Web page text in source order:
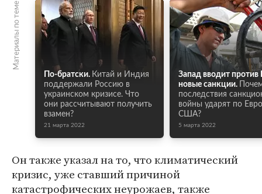
Материалы по теме
По-братски. Китай и Индия
поддержали Россию в
украинском кризисе. Что
они рассчитывают получить
взамен?
21 марта 2022
Запад вводит против
новые санкции.
последствия
войны ударят по
США?
5 марта 2022
Он также указал на то, что климатический
кризис, уже ставший причиной
катастрофических неурожаев, также